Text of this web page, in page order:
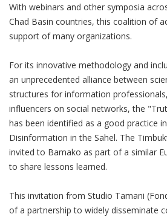
With webinars and other symposia
Chad Basin countries, this coalition of
support of many organizations.
For its innovative methodology and
an unprecedented alliance between
structures for information
influencers on social networks, the
has been identified as a good practice
Disinformation in the Sahel. The
invited to Bamako as part of a similar
to share lessons learned.
This invitation from Studio Tamani
of a partnership to widely disseminate